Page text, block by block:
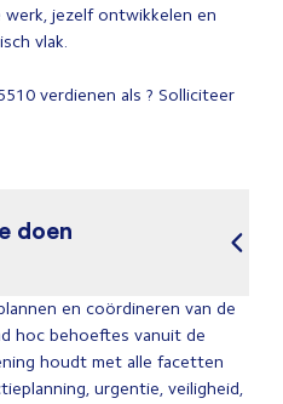
jezelf ontwikkelen en
vlak.
verdienen als ? Solliciteer
doen
en coördineren van de
hoc behoeftes vanuit de
houdt met alle facetten
urgentie, veiligheid,